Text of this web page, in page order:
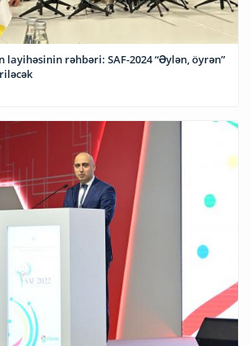
layihəsinin rəhbəri: SAF-2024 “Əylən, öyrən”